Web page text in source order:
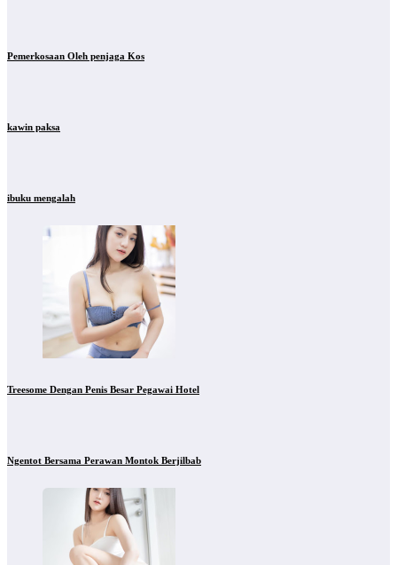
Pemerkosaan Oleh penjaga Kos
kawin paksa
ibuku mengalah
Treesome Dengan Penis Besar Pegawai Hotel
Ngentot Bersama Perawan Montok Berjilbab